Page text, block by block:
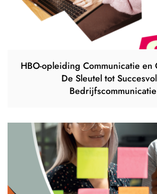
HBO-opleiding Communicatie en
De Sleutel tot
Bedrijfscommunicatie